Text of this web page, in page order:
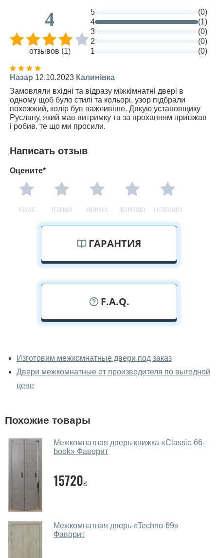
4
отзывов (1)
5
(0)
4
(1)
3
(0)
2
(0)
1
(0)
Назар 12.10.2023 Калинівка
Замовляли вхідні та відразу міжкімнатні двері в
одному щоб було стилі та кольорі, узор підбрали
похожжий, колір був важливіше. Дякую установщику
Руслану, який мав витримку та за проханням приїзжав
і робив. те що ми просили.
Написать отзыв
Оцените*
УЖАС ПЛОХО НОРМА ХОРОШО ОТЛИЧНО
ГАРАНТИЯ
F.A.Q.
межкомнатные двери фаворит
вживую?
Да, можно посмотреть межкомнатные двери фаворит
дверей.
межкомнатные двери фаворит?
Да. Мы консультируем покупателей
через мессенджеры, онлайн чат или непосредственно
Какие основные особенности и
Изготовим межкомнатные двери под заказ
Двери межкомнатные от производителя по выгодной
цене
Похожие товары
Межкомнатная дверь-книжка «Classic-66-
book» Фаворит
15720₴
Межкомнатная дверь «Techno-69»
Фаворит